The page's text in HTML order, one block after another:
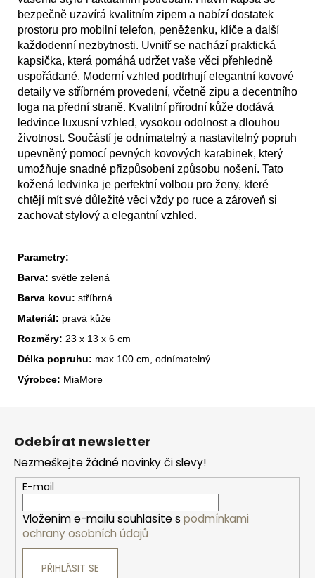
bezpečně uzavírá kvalitním zipem a nabízí dostatek
prostoru pro mobilní telefon, peněženku, klíče a další
každodenní nezbytnosti. Uvnitř se nachází praktická
kapsička, která pomáhá udržet vaše věci přehledně
uspořádané. Moderní vzhled podtrhují elegantní kovové
detaily ve stříbrném provedení, včetně zipu a decentního
loga na přední straně. Kvalitní přírodní kůže dodává
ledvince luxusní vzhled, vysokou odolnost a dlouhou
životnost. Součástí je odnímatelný a nastavitelný popruh
upevněný pomocí pevných kovových karabinek, který
umožňuje snadné přizpůsobení způsobu nošení. Tato
kožená ledvinka je perfektní volbou pro ženy, které
chtějí mít své důležité věci vždy po ruce a zároveň si
zachovat stylový a elegantní vzhled.
Parametry:
Barva: světle zelená
Barva kovu: stříbrná
Materiál: pravá kůže
Rozměry: 23 x 13 x 6 cm
Délka popruhu: max.100 cm, odnímatelný
Výrobce: MiaMore
Z
Odebírat newsletter
Nezmeškejte žádné novinky či slevy!
E-mail
Vložením e-mailu souhlasíte s podmínkami
ochrany osobních údajů
PŘIHLÁSIT SE